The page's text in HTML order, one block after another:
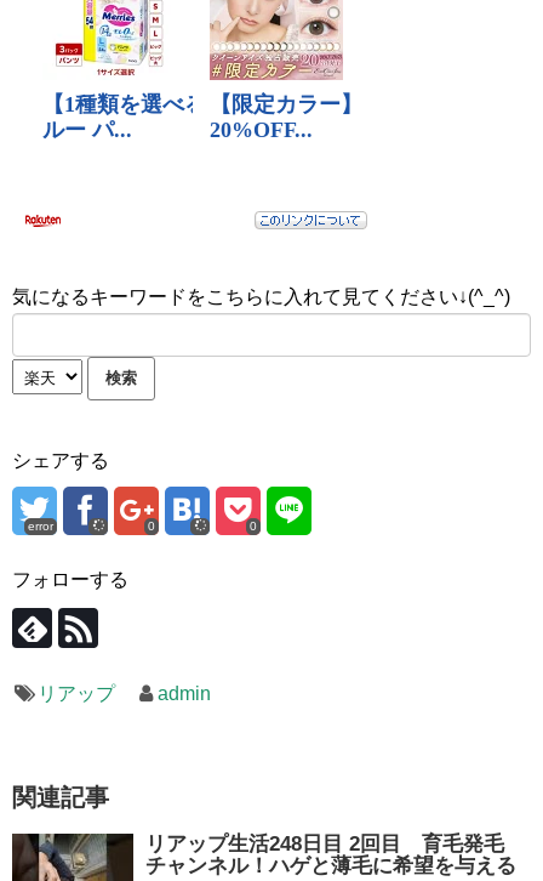
気になるキーワードをこちらに入れて見てください↓(^_^)
シェアする
error 0 0
フォローする
リアップ admin
関連記事
リアップ生活248日目 2回目 育毛発毛
チャンネル！ハゲと薄毛に希望を与える